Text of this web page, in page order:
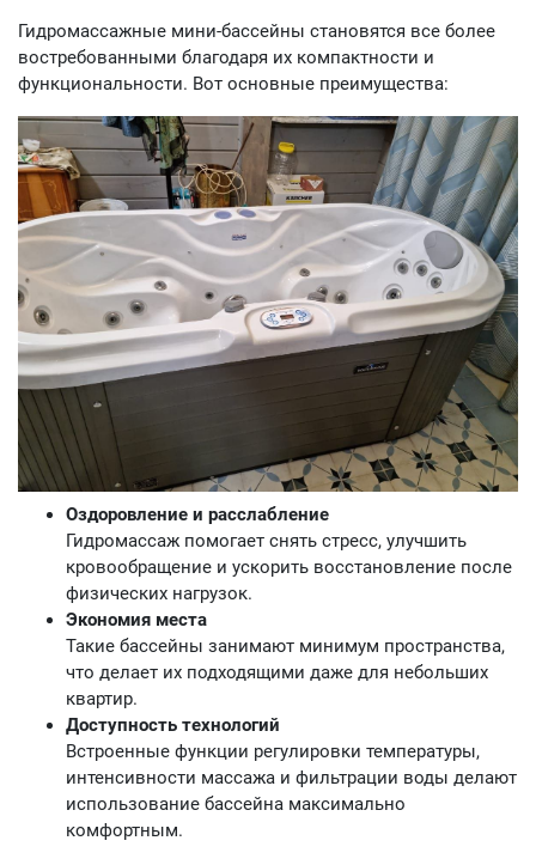
Гидромассажные мини-бассейны становятся все более
востребованными благодаря их компактности и
функциональности. Вот основные преимущества:
Оздоровление и расслабление
Гидромассаж помогает снять стресс, улучшить
кровообращение и ускорить восстановление после
физических нагрузок.
Экономия места
Такие бассейны занимают минимум пространства,
что делает их подходящими даже для небольших
квартир.
Доступность технологий
Встроенные функции регулировки температуры,
интенсивности массажа и фильтрации воды делают
использование бассейна максимально
комфортным.